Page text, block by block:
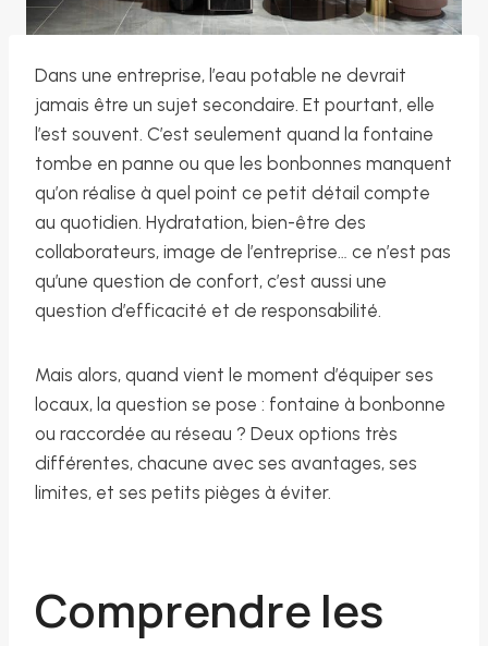
Dans une entreprise, l’eau potable ne devrait
jamais être un sujet secondaire. Et pourtant, elle
l’est souvent. C’est seulement quand la fontaine
tombe en panne ou que les bonbonnes manquent
qu’on réalise à quel point ce petit détail compte
au quotidien. Hydratation, bien-être des
collaborateurs, image de l’entreprise… ce n’est pas
qu’une question de confort, c’est aussi une
question d’efficacité et de responsabilité.
Mais alors, quand vient le moment d’équiper ses
locaux, la question se pose : fontaine à bonbonne
ou raccordée au réseau ? Deux options très
différentes, chacune avec ses avantages, ses
limites, et ses petits pièges à éviter.
Comprendre les